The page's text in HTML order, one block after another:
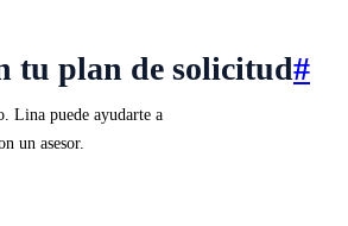
tu plan de solicitud#
Lina puede ayudarte a
un asesor.